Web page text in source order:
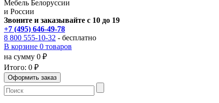
Мебель Белоруссии
и России
Звоните и заказывайте с 10 до 19
+7 (495) 646-49-78
8 800 555-10-32 - бесплатно
В корзине 0 товаров
на сумму 0 ₽
Итого: 0 ₽